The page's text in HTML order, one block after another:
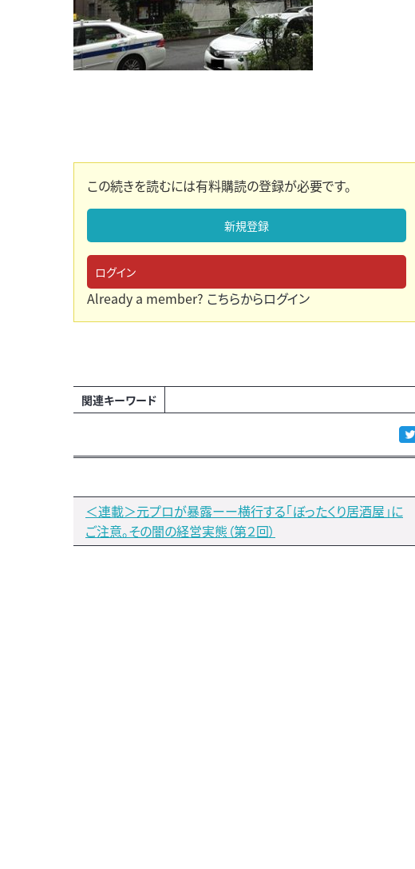
この続きを読むには有料購読の登録が必要です。
新規登録
ログイン
Already a member? こちらからログイン
関連キーワード
＜連載＞元プロが暴露ーー横行する「ぼったくり居酒屋」に
ご注意。その闇の経営実態（第２回）